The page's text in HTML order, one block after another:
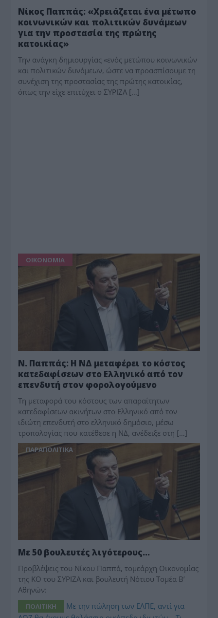
Νίκος Παππάς: «Χρειάζεται ένα μέτωπο
κοινωνικών και πολιτικών δυνάμεων
για την προστασία της πρώτης
κατοικίας»
Την ανάγκη δημιουργίας «ενός μετώπου κοινωνικών
και πολιτικών δυνάμεων, ώστε να προασπίσουμε τη
συνέχιση της προστασίας της πρώτης κατοικίας,
όπως την είχε επιτύχει ο ΣΥΡΙΖΑ […]
ΟΙΚΟΝΟΜΙΑ
Ν. Παππάς: Η ΝΔ μεταφέρει το κόστος
κατεδαφίσεων στο Ελληνικό από τον
επενδυτή στον φορολογούμενο
Τη μεταφορά του κόστους των απαραίτητων
κατεδαφίσεων ακινήτων στο Ελληνικό από τον
ιδιώτη επενδυτή στο ελληνικό δημόσιο, μέσω
τροπολογίας που κατέθεσε η ΝΔ, ανέδειξε στη […]
ΠΑΡΑΠΟΛΙΤΙΚΑ
Με 50 βουλευτές λιγότερους…
Προβλέψεις του Νίκου Παππά, τομεάρχη Οικονομίας
της ΚΟ του ΣΥΡΙΖΑ και βουλευτή Νότιου Τομέα Β’
Αθηνών:
ΠΟΛΙΤΙΚΗ